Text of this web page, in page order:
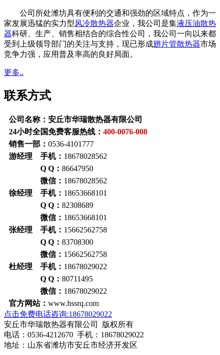
公司所处潍坊具有便利的交通和强劲的区域特点，作为一
家发展迅猛的实力型风冷散热器企业，我公司是集液压油散热
器科研、生产、销售相结合的综合性公司，我公司一向以来都
受到上级领导部门的关注与支持，现已形成翅片管散热器市场
竞争力强，应用普及率高的良好局面。
更多..
联系方式
公司名称：安丘市华瑞散热器有限公司
24小时全国免费客服热线： 400-0076-008
销售一部： 0536-4101777
游经理 手机： 18678028562
Q Q： 86647950
微信： 18678028562
徐经理 手机： 18653668101
Q Q： 82308689
微信： 18653668101
张经理 手机： 15662562758
Q Q： 83708300
微信： 15662562758
杜经理 手机： 18678029022
Q Q： 80711495
微信： 18678029022
官方网站： www.hssrq.com
点击免费电话咨询:18678029022
安丘市华瑞散热器有限公司 版权所有
电话：0536-4212670 手机：18678029022
地址：山东省潍坊市安丘市经济开发区